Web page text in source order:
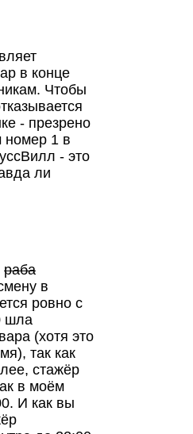
в конце
Чтобы
- презрено
номер 1 в
- это
ли
раба
в
ровно с
шла
(хотя это
так как
стажёр
в моём
И как вы